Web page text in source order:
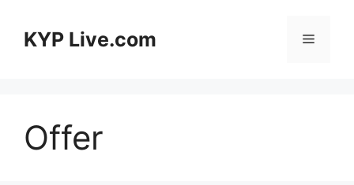
contentKYP Live.com Menu
Offer